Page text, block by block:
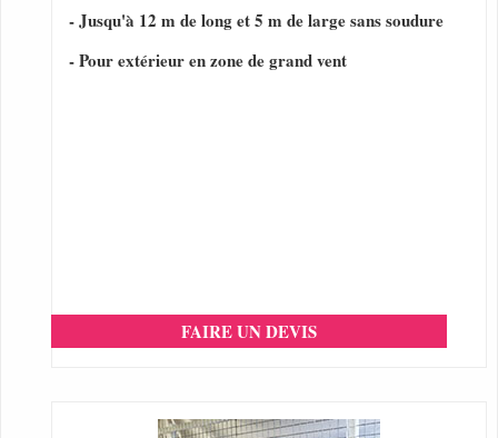
- Jusqu'à 12 m de long et 5 m de large sans soudure
- Pour extérieur en zone de grand vent
FAIRE UN DEVIS